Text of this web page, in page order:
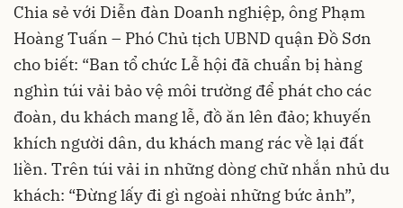
Chia sẻ với Diễn đàn Doanh nghiệp, ông Phạm
Hoàng Tuấn – Phó Chủ tịch UBND quận Đồ Sơn
cho biết: “Ban tổ chức Lễ hội đã chuẩn bị hàng
nghìn túi vải bảo vệ môi trường để phát cho các
đoàn, du khách mang lễ, đồ ăn lên đảo; khuyến
khích người dân, du khách mang rác về lại đất
liền. Trên túi vải in những dòng chữ nhắn nhủ du
khách: “Đừng lấy đi gì ngoài những bức ảnh”,